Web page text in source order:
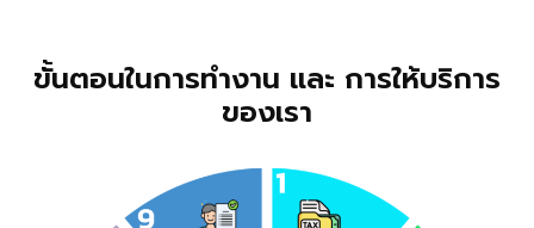
ขั้นตอนในการทำงาน และ การให้บริการ
ของเรา